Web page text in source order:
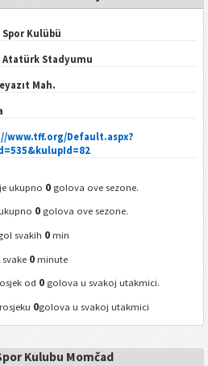
Spor Kulübü
Atatürk Stadyumu
Mah.
www.tff.org/Default.aspx?
ukupno 0 golova ove sezone.
0 golova ove sezone.
svakih 0 min
0 minute
od 0 golova u svakoj utakmici.
0golova u svakoj utakmici
Kulubu Momčad